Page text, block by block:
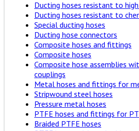
Ducting hoses resistant to
Ducting hoses resistant to
Special ducting hoses
Ducting hose connectors
Composite hoses and fittings
Composite hoses
Composite hose assemblies
couplings
Metal hoses and fittings for
Stripwound steel hoses
Pressure metal hoses
PTFE hoses and fittings for
Braided PTFE hoses